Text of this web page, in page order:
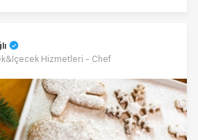
Hizmetleri - Chef